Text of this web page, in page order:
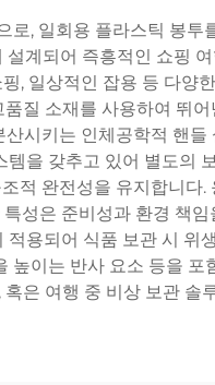
, 일회용 플라스틱 봉
계되어 즉흥적인 쇼핑
, 일상적인 잡용 등 다
소재를 사용하여 뛰
시키는 인체공학적 핸
을 갖추고 있어 별도의
적 완전성을 유지합니
성은 준비성과 환경 책
용되어 식품 보관 시
이는 반사 요소 등을
은 여행 중 비상 보관 솔